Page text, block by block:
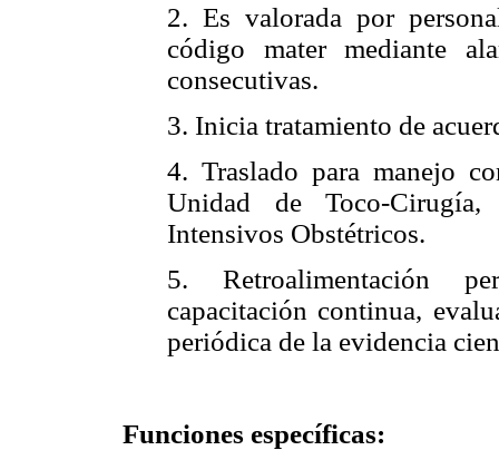
2. Es valorada por
código mater mediante
consecutivas.
3. Inicia tratamiento de
4. Traslado para manejo
Unidad de Toco-
Intensivos Obstétricos.
5. Retroalimentación
capacitación continua,
periódica de la evidencia
Funciones específicas: